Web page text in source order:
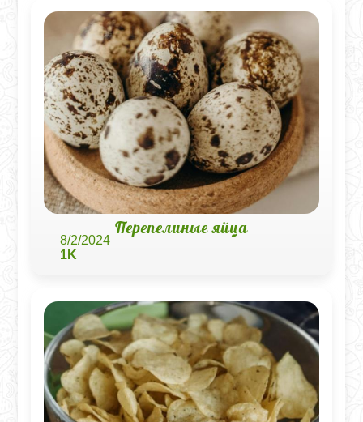
Перепелиные яйца
8/2/2024
1K